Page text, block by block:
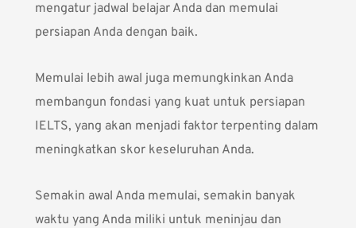
mengatur jadwal belajar Anda dan memulai
persiapan Anda dengan baik.
Memulai lebih awal juga memungkinkan Anda
membangun fondasi yang kuat untuk persiapan
IELTS, yang akan menjadi faktor terpenting dalam
meningkatkan skor keseluruhan Anda.
Semakin awal Anda memulai, semakin banyak
waktu yang Anda miliki untuk meninjau dan